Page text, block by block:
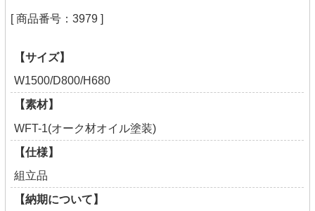
[ 商品番号：3979 ]
【サイズ】
W1500/D800/H680
【素材】
WFT-1(オーク材オイル塗装)
【仕様】
組立品
【納期について】